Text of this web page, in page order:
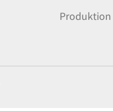
Produktion